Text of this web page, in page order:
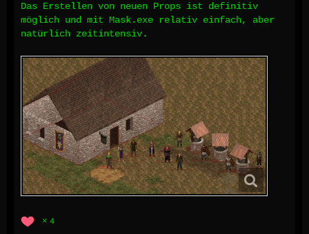
Das Erstellen von neuen Props ist definitiv
möglich und mit Mask.exe relativ einfach, aber
natürlich zeitintensiv.
4